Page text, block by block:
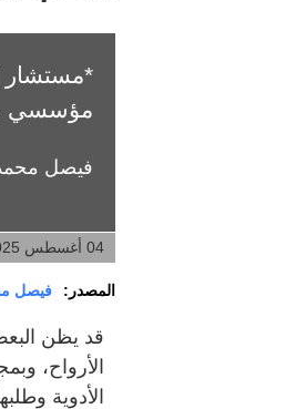
*مستشار
مؤسسي
فيصل
04 أغسطس 2025
المصدر: فيصل
قد يظن
الأرواح،